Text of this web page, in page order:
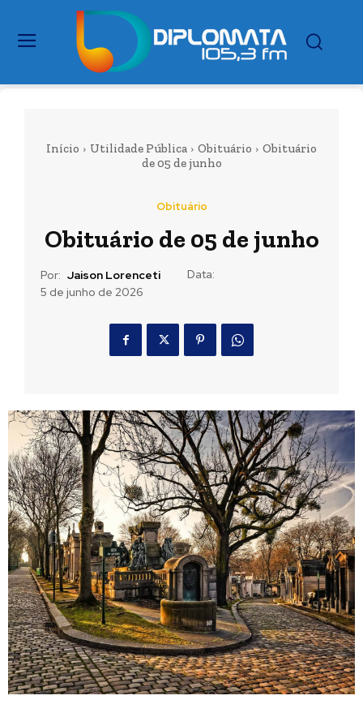
Início Utilidade Pública Obituário
Obituário
de 05 de junho
Obituário
Obituário de 05 de junho
Por: Jaison Lorenceti
Data:
5 de junho de 2026